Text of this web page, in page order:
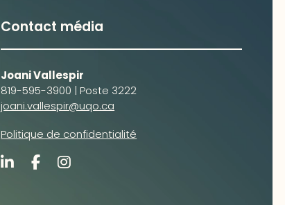
Contact média
Joani Vallespir
819-595-3900 | Poste 3222
joani.vallespir@uqo.ca
Politique de confidentialité